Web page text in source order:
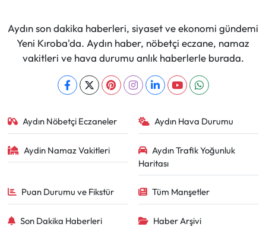
Aydın son dakika haberleri, siyaset ve ekonomi gündemi
Yeni Kıroba'da. Aydın haber, nöbetçi eczane, namaz
vakitleri ve hava durumu anlık haberlerle burada.
Aydın Nöbetçi Eczaneler Aydın Hava Durumu
Aydin Namaz Vakitleri
Aydın Trafik Yoğunluk
Haritası
Puan Durumu ve Fikstür Tüm Manşetler
Son Dakika Haberleri Haber Arşivi